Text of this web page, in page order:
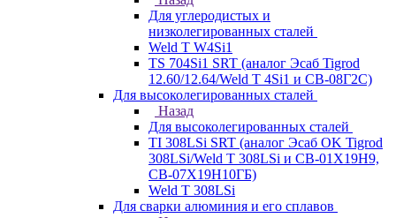
Для углеродистых и
низколегированных сталей
Weld T W4Si1
TS 704Si1 SRT (аналог Эсаб Tigrod
12.60/12.64/Weld T 4Si1 и СВ-08Г2С)
Для высоколегированных сталей
Назад
Для высоколегированных сталей
TI 308LSi SRT (аналог Эсаб OK Tigrod
308LSi/Weld T 308LSi и СВ-01Х19Н9,
СВ-07Х19Н10ГБ)
Weld T 308LSi
Для сварки алюминия и его сплавов